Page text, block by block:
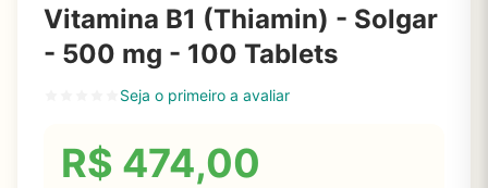
Vitamina B1 (Thiamin) - Solgar
- 500 mg - 100 Tablets
Seja o primeiro a avaliar
R$ 474,00